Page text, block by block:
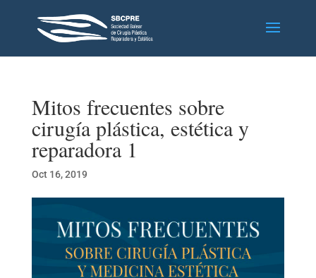
Mitos frecuentes sobre
cirugía plástica, estética y
reparadora 1
Oct 16, 2019